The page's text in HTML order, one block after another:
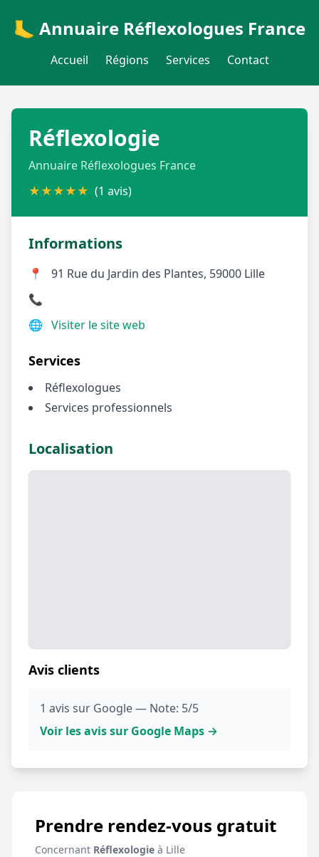
🦶 Annuaire Réflexologues France
Accueil Régions Services Contact
Réflexologie
Annuaire Réflexologues France
★★★★★ (1 avis)
Informations
📍
91 Rue du Jardin des Plantes, 59000 Lille
📞
🌐 Visiter le site web
Services
Réflexologues
Services professionnels
Localisation
Avis clients
1 avis sur Google — Note: 5/5
Voir les avis sur Google Maps →
Prendre rendez-vous gratuit
Concernant Réflexologie à Lille